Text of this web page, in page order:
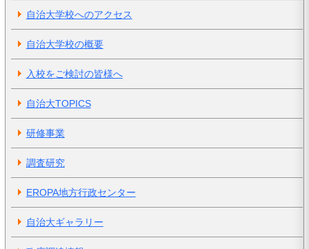
自治大学校へのアクセス
自治大学校の概要
入校をご検討の皆様へ
自治大TOPICS
研修事業
調査研究
EROPA地方行政センター
自治大ギャラリー